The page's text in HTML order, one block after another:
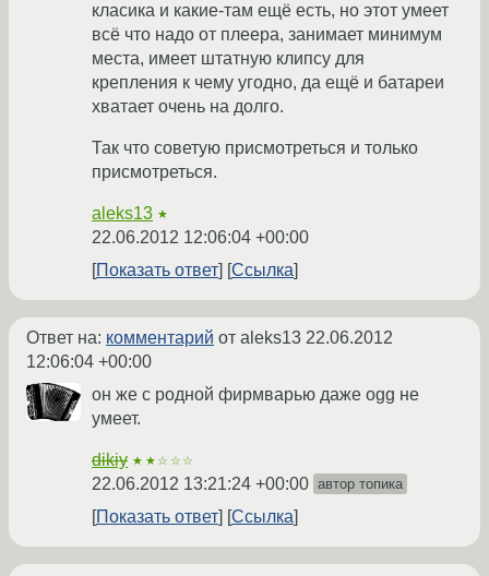
класика и какие-там ещё есть, но этот умеет
всё что надо от плеера, занимает минимум
места, имеет штатную клипсу для
крепления к чему угодно, да ещё и батареи
хватает очень на долго.
Так что советую присмотреться и только
присмотреться.
aleks13 ★
22.06.2012 12:06:04 +00:00
Показать ответ
Ссылка
Ответ на: комментарий от aleks13 22.06.2012
12:06:04 +00:00
он же с родной фирмварью даже ogg не
умеет.
dikiy ★★☆☆☆
22.06.2012 13:21:24 +00:00 автор топика
Показать ответ Ссылка